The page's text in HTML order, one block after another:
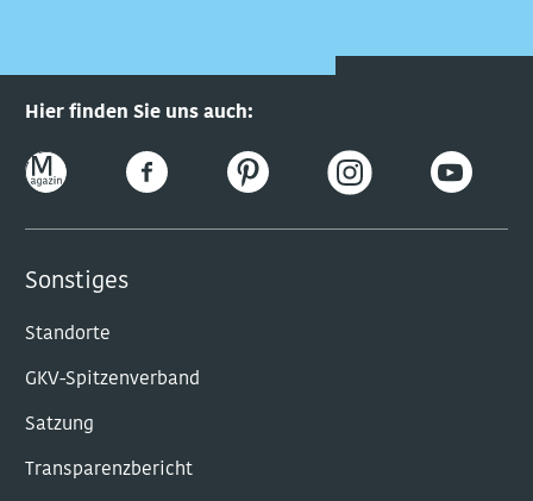
Hier finden Sie uns auch:
Sonstiges
Standorte
GKV-Spitzenverband
Satzung
Transparenzbericht